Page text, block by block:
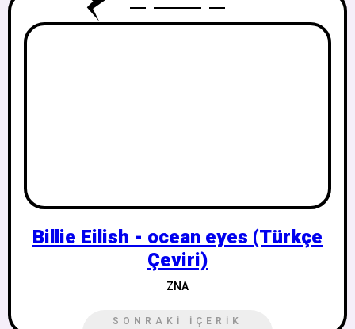
Billie Eilish - ocean eyes (Türkçe
Çeviri)
ZNA
SONRAKI İÇERIK